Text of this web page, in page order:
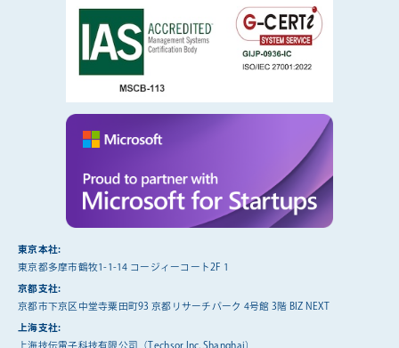
東京本社:
東京都多摩市鶴牧1-1-14 コージィーコート2F 1
京都支社:
京都市下京区中堂寺粟田町93 京都リサーチパーク 4号館 3階 BIZ NEXT
上海支社: